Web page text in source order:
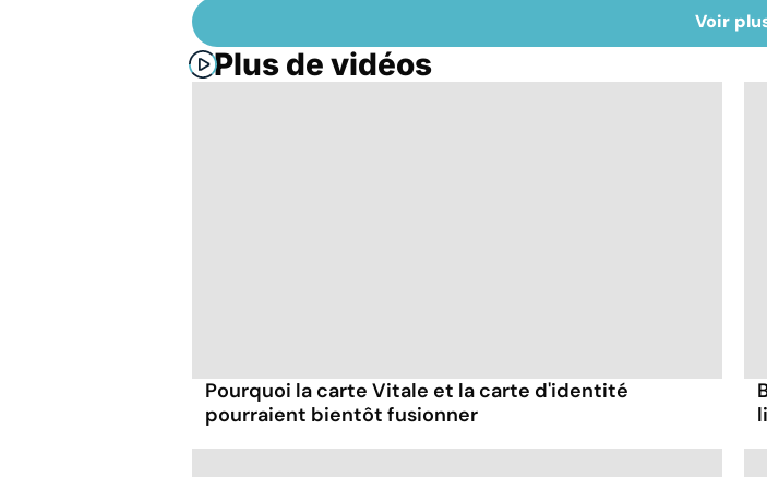
Voir
Plus de vidéos
Pourquoi la carte Vitale et la carte d'identité
pourraient bientôt fusionner